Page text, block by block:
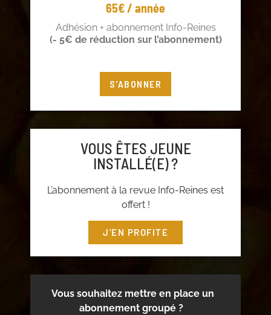
65€ / année
Adhésion + abonnement Info-Reines
(- 5€ de réduction sur l’abonnement)
S'ABONNER
VOUS ÊTES JEUNE
INSTALLÉ(E) ?
L’abonnement à la revue Info-Reines est
offert !
J'EN PROFITE
Vous souhaitez mettre en place un
abonnement groupé ?